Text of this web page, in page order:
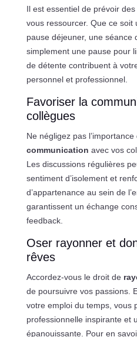
Il est essentiel de prévoir
vous ressourcer. Que ce soit
pause déjeuner, une séance
simplement une pause pour
de détente contribuent à
personnel et professionnel.
Favoriser la
collègues
Ne négligez pas
communication avec vos
Les discussions régulières
sentiment d’isolement et
d’appartenance au sein de
garantissent un échange
feedback.
Oser rayonner et
rêves
Accordez-vous le droit de
de poursuivre vos passions.
votre emploi du temps, vous
professionnelle inspirante et
épanouissante. Pour en